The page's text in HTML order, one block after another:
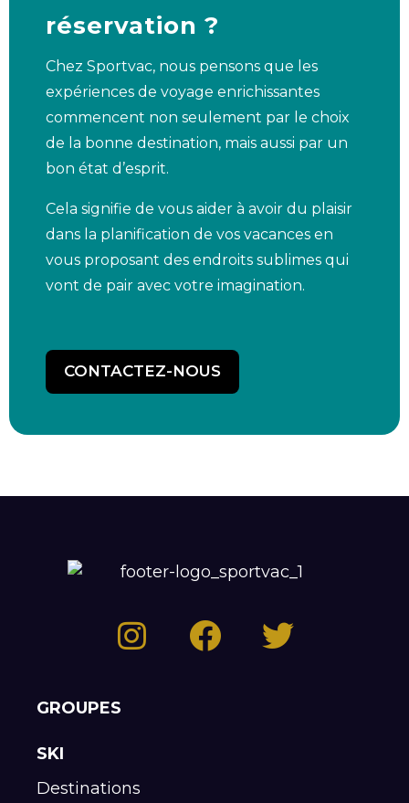
réservation ?
Chez Sportvac, nous pensons que les
expériences de voyage enrichissantes
commencent non seulement par le choix
de la bonne destination, mais aussi par un
bon état d’esprit.
Cela signifie de vous aider à avoir du plaisir
dans la planification de vos vacances en
vous proposant des endroits sublimes qui
vont de pair avec votre imagination.
CONTACTEZ-NOUS
GROUPES
SKI
Destinations